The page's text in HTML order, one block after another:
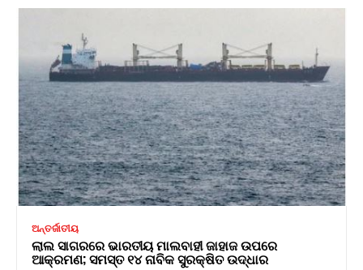
ଅନ୍ତର୍ଜାତୀୟ
ଲାଲ ସାଗରରେ ଭାରତୀୟ ମାଲବାହୀ ଜାହାଜ ଉପରେ
ଆକ୍ରମଣ; ସମସ୍ତ ୧୪ ନାବିକ ସୁରକ୍ଷିତ ଉଦ୍ଧାର